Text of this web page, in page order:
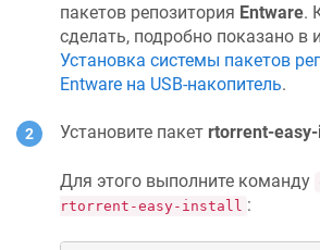
пакетов репозитория Entware.
сделать, подробно показано в
Установка системы пакетов
Entware на USB-накопитель.
Установите пакет rtorrent-easy-
Для этого выполните команду
rtorrent-easy-install :